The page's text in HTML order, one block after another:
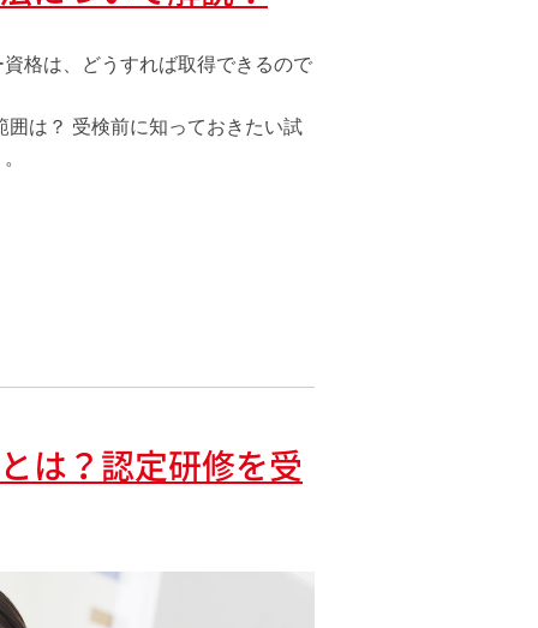
格は、どうすれば取得できるので
囲は？ 受検前に知っておきたい試
は？認定研修を受